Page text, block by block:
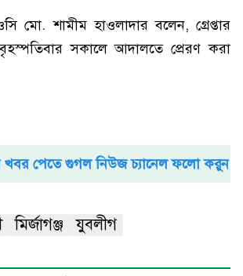
মো. শামীম হাওলাদার বলেন, গ্রেপ্তার
সকালে আদালতে প্রেরণ করা
খবর পেতে গুগল নিউজ চ্যানেল ফলো করুন
মির্জাগঞ্জ যুবলীগ